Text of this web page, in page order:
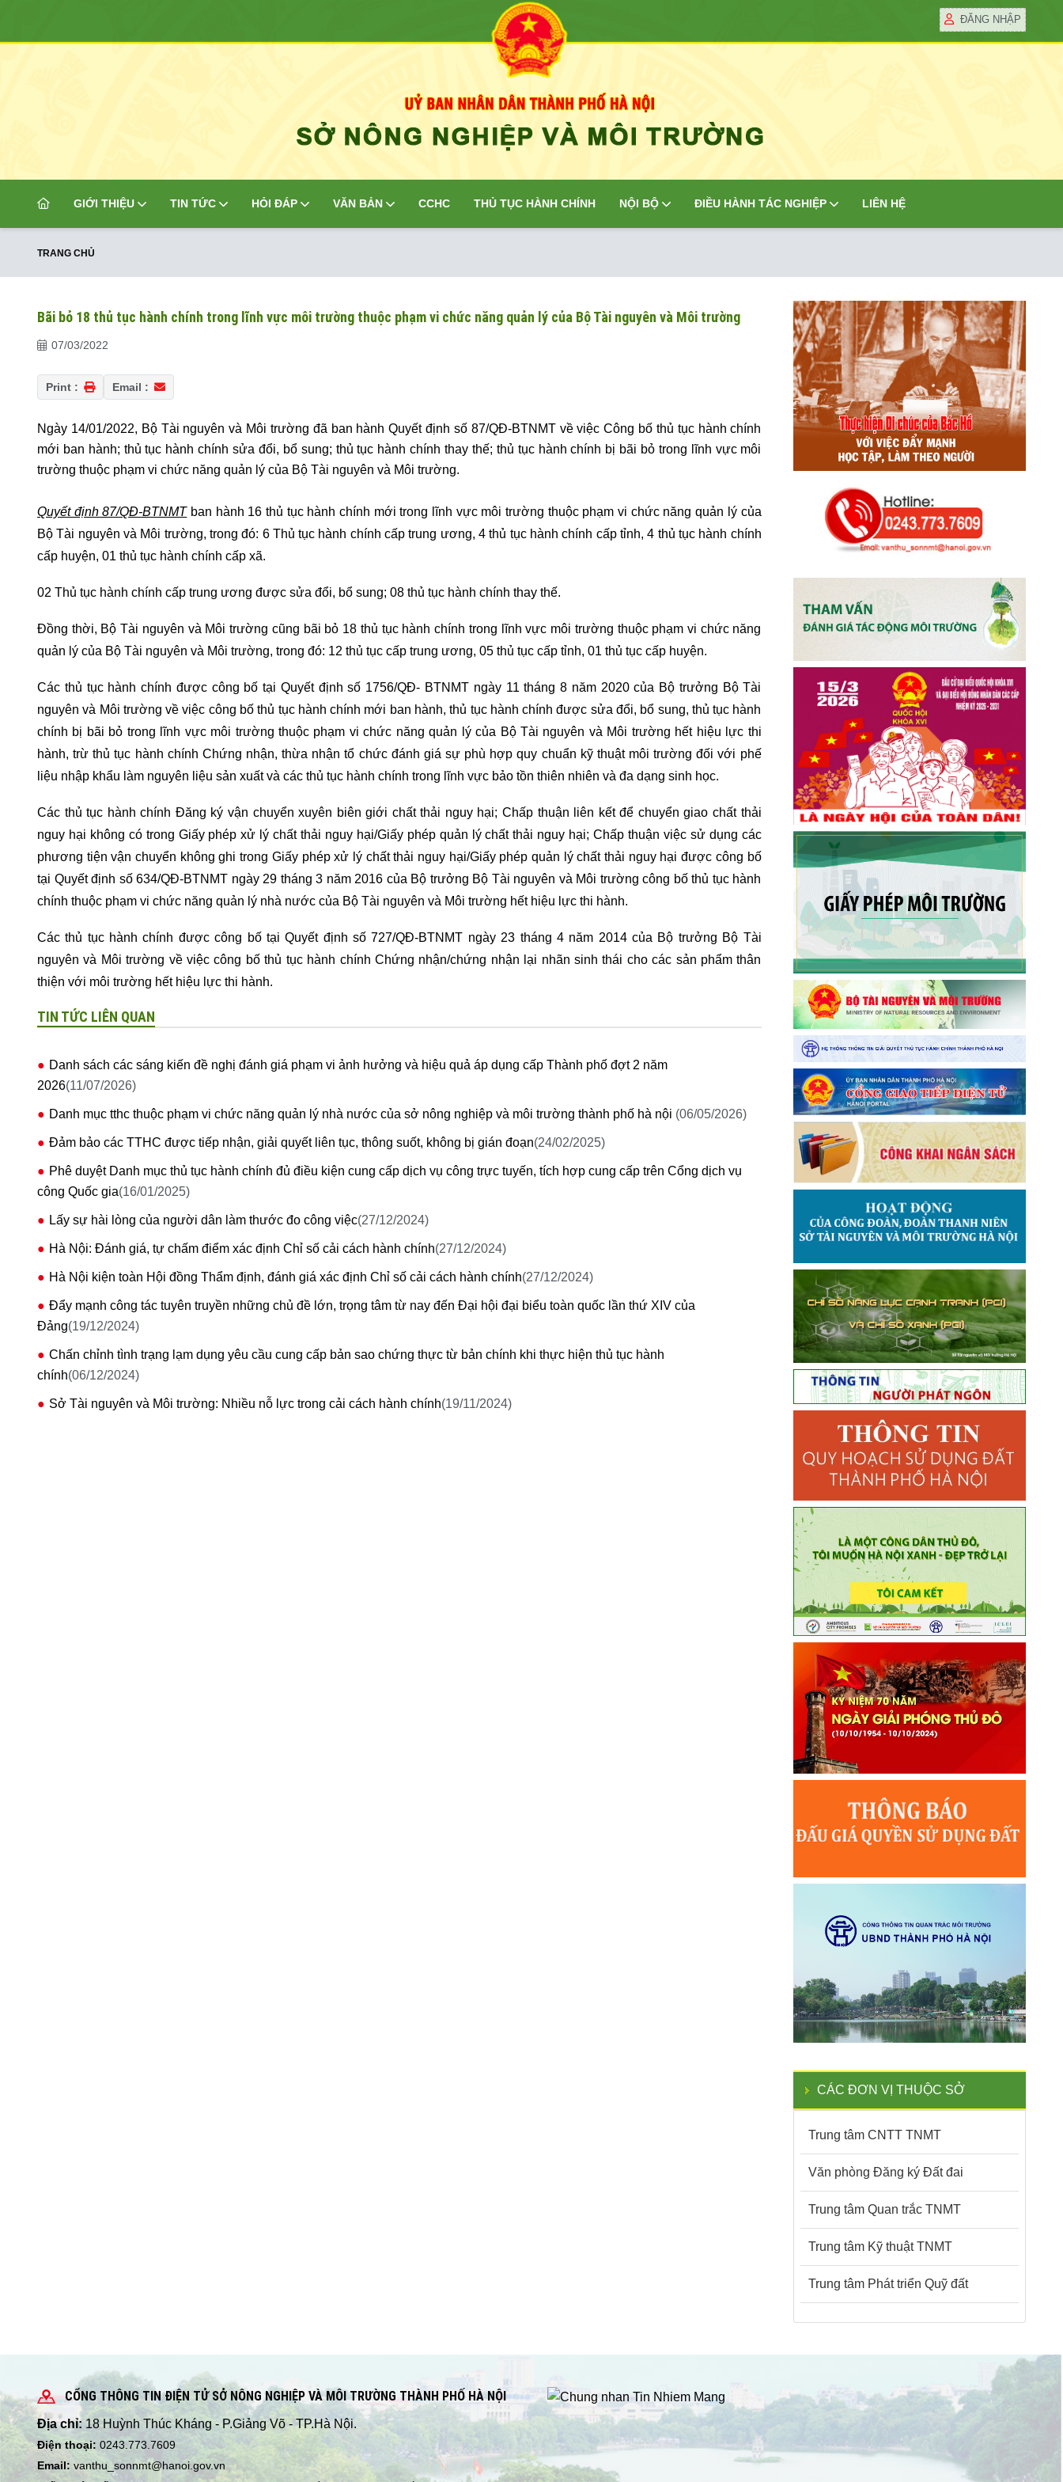
ĐĂNG NHẬP
GIỚI THIỆU TIN TỨC HỎI ĐÁP VĂN BẢN CCHC THỦ TỤC HÀNH CHÍNH NỘI BỘ ĐIỀU HÀNH TÁC NGHIỆP LIÊN HỆ
TRANG CHỦ
Bãi bỏ 18 thủ tục hành chính trong lĩnh vực môi trường thuộc phạm vi chức năng quản lý của Bộ Tài nguyên và Môi trường
07/03/2022
Print : Email :
Ngày 14/01/2022, Bộ Tài nguyên và Môi trường đã ban hành Quyết định số 87/QĐ-BTNMT về việc Công bố thủ tục hành chính
mới ban hành; thủ tục hành chính sửa đổi, bổ sung; thủ tục hành chính thay thế; thủ tục hành chính bị bãi bỏ trong lĩnh vực môi
trường thuộc phạm vi chức năng quản lý của Bộ Tài nguyên và Môi trường.
Quyết định 87/QĐ-BTNMTban hành 16 thủ tục hành chính mới trong lĩnh vực môi trường thuộc phạm vi chức năng quản lý của
Bộ Tài nguyên và Môi trường, trong đó: 6 Thủ tục hành chính cấp trung ương, 4 thủ tục hành chính cấp tỉnh, 4 thủ tục hành chính
cấp huyện, 01 thủ tục hành chính cấp xã.
02 Thủ tục hành chính cấp trung ương được sửa đổi, bổ sung; 08 thủ tục hành chính thay thế.
Đồng thời, Bộ Tài nguyên và Môi trường cũng bãi bỏ 18 thủ tục hành chính trong lĩnh vực môi trường thuộc phạm vi chức năng
quản lý của Bộ Tài nguyên và Môi trường, trong đó: 12 thủ tục cấp trung ương, 05 thủ tục cấp tỉnh, 01 thủ tục cấp huyện.
Các thủ tục hành chính được công bố tại Quyết định số 1756/QĐ- BTNMT ngày 11 tháng 8 năm 2020 của Bộ trưởng Bộ Tài
nguyên và Môi trường về việc công bố thủ tục hành chính mới ban hành, thủ tục hành chính được sửa đổi, bổ sung, thủ tục hành
chính bị bãi bỏ trong lĩnh vực môi trường thuộc phạm vi chức năng quản lý của Bộ Tài nguyên và Môi trường hết hiệu lực thi
hành, trừ thủ tục hành chính Chứng nhận, thừa nhận tổ chức đánh giá sự phù hợp quy chuẩn kỹ thuật môi trường đối với phế
liệu nhập khẩu làm nguyên liệu sản xuất và các thủ tục hành chính trong lĩnh vực bảo tồn thiên nhiên và đa dạng sinh học.
Các thủ tục hành chính Đăng ký vận chuyển xuyên biên giới chất thải nguy hại; Chấp thuận liên kết để chuyển giao chất thải
nguy hại không có trong Giấy phép xử lý chất thải nguy hại/Giấy phép quản lý chất thải nguy hại; Chấp thuận việc sử dụng các
phương tiện vận chuyển không ghi trong Giấy phép xử lý chất thải nguy hại/Giấy phép quản lý chất thải nguy hại được công bố
tại Quyết định số 634/QĐ-BTNMT ngày 29 tháng 3 năm 2016 của Bộ trưởng Bộ Tài nguyên và Môi trường công bố thủ tục hành
chính thuộc phạm vi chức năng quản lý nhà nước của Bộ Tài nguyên và Môi trường hết hiệu lực thi hành.
Các thủ tục hành chính được công bố tại Quyết định số 727/QĐ-BTNMT ngày 23 tháng 4 năm 2014 của Bộ trưởng Bộ Tài
nguyên và Môi trường về việc công bố thủ tục hành chính Chứng nhận/chứng nhận lại nhãn sinh thái cho các sản phẩm thân
thiện với môi trường hết hiệu lực thi hành.
TIN TỨC LIÊN QUAN
Danh sách các sáng kiến đề nghị đánh giá phạm vi ảnh hưởng và hiệu quả áp dụng cấp Thành phố đợt 2 năm
2026(11/07/2026)
Danh mục tthc thuộc phạm vi chức năng quản lý nhà nước của sở nông nghiệp và môi trường thành phố hà nội (06/05/2026)
Đảm bảo các TTHC được tiếp nhận, giải quyết liên tục, thông suốt, không bị gián đoạn(24/02/2025)
Phê duyệt Danh mục thủ tục hành chính đủ điều kiện cung cấp dịch vụ công trực tuyến, tích hợp cung cấp trên Cổng dịch vụ
công Quốc gia(16/01/2025)
Lấy sự hài lòng của người dân làm thước đo công việc(27/12/2024)
Hà Nội: Đánh giá, tự chấm điểm xác định Chỉ số cải cách hành chính(27/12/2024)
Hà Nội kiện toàn Hội đồng Thẩm định, đánh giá xác định Chỉ số cải cách hành chính(27/12/2024)
Đẩy mạnh công tác tuyên truyền những chủ đề lớn, trọng tâm từ nay đến Đại hội đại biểu toàn quốc lần thứ XIV của
Đảng(19/12/2024)
Chấn chỉnh tình trạng lạm dụng yêu cầu cung cấp bản sao chứng thực từ bản chính khi thực hiện thủ tục hành
chính(06/12/2024)
Sở Tài nguyên và Môi trường: Nhiều nỗ lực trong cải cách hành chính(19/11/2024)
CÁC ĐƠN VỊ THUỘC SỞ
Trung tâm CNTT TNMT
Văn phòng Đăng ký Đất đai
Trung tâm Quan trắc TNMT
Trung tâm Kỹ thuật TNMT
Trung tâm Phát triển Quỹ đất
CỔNG THÔNG TIN ĐIỆN TỬ SỞ NÔNG NGHIỆP VÀ MÔI TRƯỜNG THÀNH PHỐ HÀ NỘI
Địa chỉ: 18 Huỳnh Thúc Kháng - P.Giảng Võ - TP.Hà Nội.
Điện thoại: 0243.773.7609
Email: vanthu_sonnmt@hanoi.gov.vn